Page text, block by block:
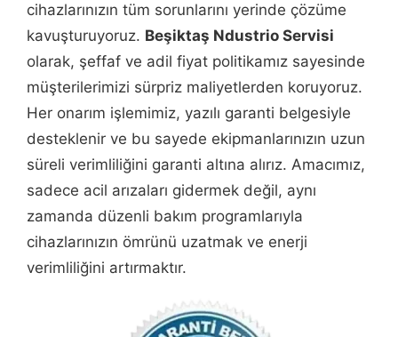
cihazlarınızın tüm sorunlarını yerinde çözüme
kavuşturuyoruz. Beşiktaş Ndustrio Servisi
olarak, şeffaf ve adil fiyat politikamız sayesinde
müşterilerimizi sürpriz maliyetlerden koruyoruz.
Her onarım işlemimiz, yazılı garanti belgesiyle
desteklenir ve bu sayede ekipmanlarınızın uzun
süreli verimliliğini garanti altına alırız. Amacımız,
sadece acil arızaları gidermek değil, aynı
zamanda düzenli bakım programlarıyla
cihazlarınızın ömrünü uzatmak ve enerji
verimliliğini artırmaktır.